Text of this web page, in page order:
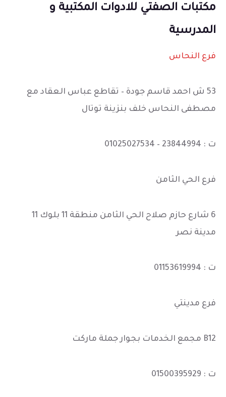
مكتبات الصفتي للادوات المكتبية و
المدرسية
فرع النحاس
53 ش احمد قاسم جودة – تقاطع عباس العقاد مع
مصطفى النحاس خلف بنزينة توتال
ت : 23844994 – 01025027534
فرع الحي الثامن
6 شارع حازم صلاح الحي الثامن منطقة 11 بلوك 11
مدينة نصر
ت : 01153619994
فرع مدينتي
B12 مجمع الخدمات بجوار جملة ماركت
ت : 01500395929